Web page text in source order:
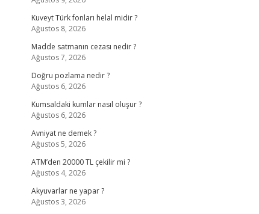
Kuveyt Türk fonları helal midir ?
Ağustos 8, 2026
Madde satmanın cezası nedir ?
Ağustos 7, 2026
Doğru pozlama nedir ?
Ağustos 6, 2026
Kumsaldaki kumlar nasıl oluşur ?
Ağustos 6, 2026
Avniyat ne demek ?
Ağustos 5, 2026
ATM’den 20000 TL çekilir mi ?
Ağustos 4, 2026
Akyuvarlar ne yapar ?
Ağustos 3, 2026